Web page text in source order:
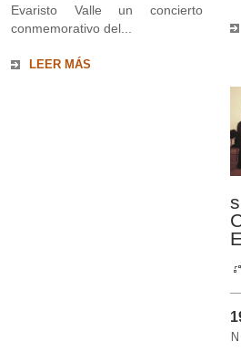
Evaristo Valle un concierto
conmemorativo del...
LEER MÁS